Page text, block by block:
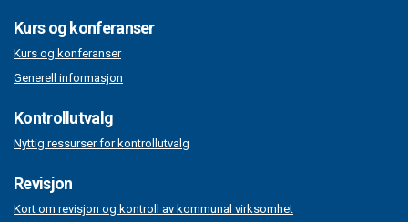
Kurs og konferanser
Kurs og konferanser
Generell informasjon
Kontrollutvalg
Nyttig ressurser for kontrollutvalg
Revisjon
Kort om revisjon og kontroll av kommunal virksomhet